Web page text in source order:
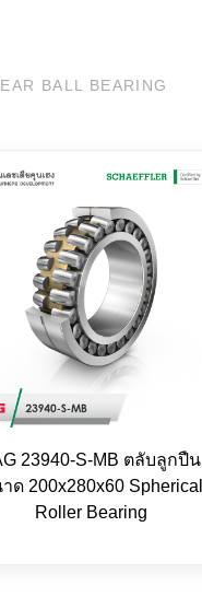
BALL BEARING
23940-S-MB ตลับลูกปืน
ด 200x280x60 Spherical
Roller Bearing